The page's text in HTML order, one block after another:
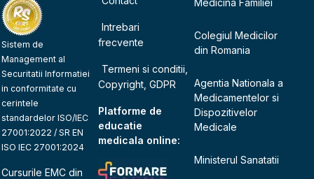
Sistem de
Management al
Securitatii Informatiei
in conformitate cu
cerintele
standardelor ISO/IEC
27001:2022 / SR EN
ISO IEC 27001:2024
Cursurile EMC din
Intrebari
frecvente
Termeni si conditii,
Copyright, GDPR
Platforme de
educatie
medicala online:
Colegiul Medicilor
din Romania
Agentia Nationala a
Medicamentelor si
Dispozitivelor
Medicale
Ministerul Sanatatii